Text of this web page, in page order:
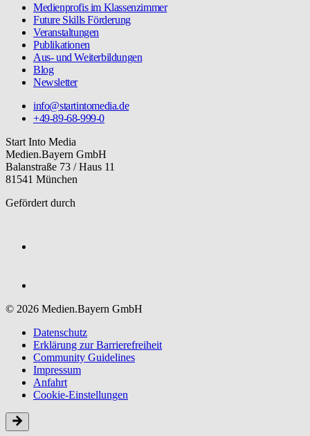
Medienprofis im Klassenzimmer
Future Skills Förderung
Veranstaltungen
Publikationen
Aus- und Weiterbildungen
Blog
Newsletter
info@startintomedia.de
+49-89-68-999-0
Start Into Media
Medien.Bayern GmbH
Balanstraße 73 / Haus 11
81541 München
Gefördert durch
© 2026 Medien.Bayern GmbH
Datenschutz
Erklärung zur Barriere­freiheit
Community Guidelines
Impressum
Anfahrt
Cookie-Einstellungen